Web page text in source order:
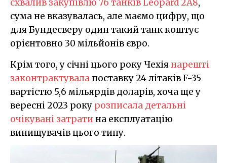
схвалив закупівлю 76 танків Leopard 2A8,
сума не вказувалась, але маємо цифру, що
для Бундесверу один такий танк коштує
орієнтовно 30 мільйонів євро.
Крім того, у січні цього року Чехіянарешті
законтрактувалапоставку 24 літаків F-35
вартістю 5,6 мільярдів доларів, хоча ще у
вересні 2023 року розписала детальні
очікувані затратина експлуатацію
винищувачів цього типу.